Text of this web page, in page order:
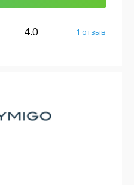
4.0 1 отзыв